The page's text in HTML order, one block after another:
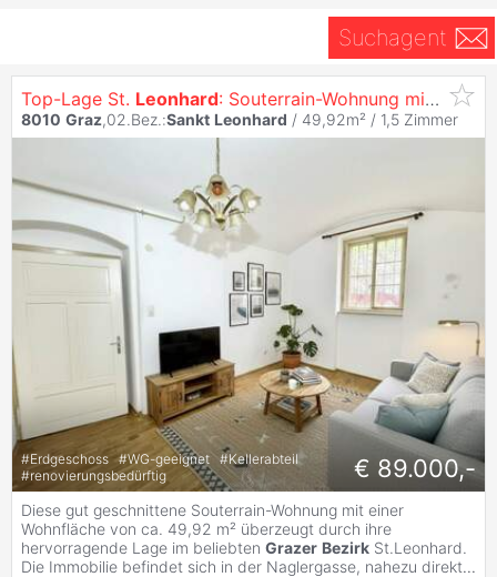
Suchagent
Top-Lage St. Leonhard: Souterrain-Wohnung mit Potenzial
8010 Graz,02.Bez.:Sankt Leonhard / 49,92m² / 1,5 Zimmer
#Erdgeschoss #WG-geeignet #Kellerabteil
#renovierungsbedürftig € 89.000,-
Diese gut geschnittene Souterrain-Wohnung mit einer
Wohnfläche von ca. 49,92 m² überzeugt durch ihre
hervorragende Lage im beliebten Grazer Bezirk St.Leonhard.
Die Immobilie befindet sich in der Naglergasse, nahezu direkt...